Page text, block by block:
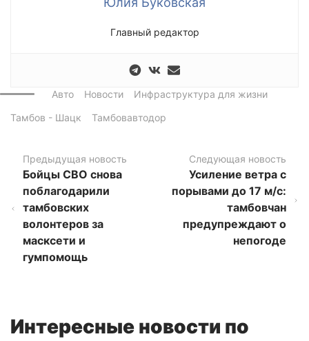
Главный редактор
Авто Новости
Инфраструктура для жизни
Тамбов - Шацк
Тамбовавтодор
Предыдущая новость
Бойцы СВО снова
поблагодарили
тамбовских
волонтеров за
масксети и
гумпомощь
Следующая новость
Усиление ветра с
порывами до 17 м/с:
тамбовчан
предупреждают о
непогоде
Интересные новости по